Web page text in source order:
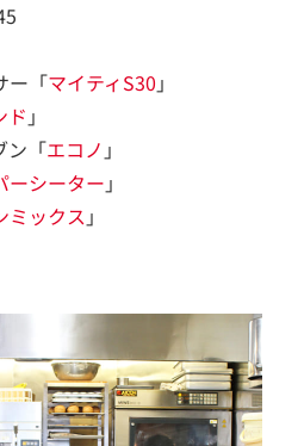
ー「マイティS30 」
ド 」
ン「エコノ 」
ーシーター 」
ミックス 」